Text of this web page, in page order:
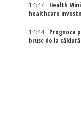
14:47
Health
healthcare
14:44
Prognoza
brusc de la